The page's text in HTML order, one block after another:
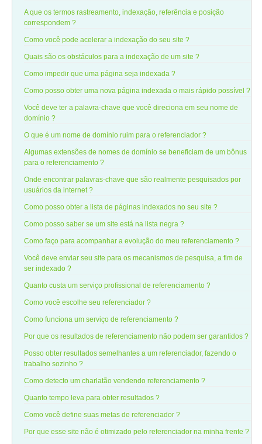
A que os termos rastreamento, indexação, referência e posição
correspondem ?
Como você pode acelerar a indexação do seu site ?
Quais são os obstáculos para a indexação de um site ?
Como impedir que uma página seja indexada ?
Como posso obter uma nova página indexada o mais rápido possível ?
Você deve ter a palavra-chave que você direciona em seu nome de
domínio ?
O que é um nome de domínio ruim para o referenciador ?
Algumas extensões de nomes de domínio se beneficiam de um bônus
para o referenciamento ?
Onde encontrar palavras-chave que são realmente pesquisados por
usuários da internet ?
Como posso obter a lista de páginas indexados no seu site ?
Como posso saber se um site está na lista negra ?
Como faço para acompanhar a evolução do meu referenciamento ?
Você deve enviar seu site para os mecanismos de pesquisa, a fim de
ser indexado ?
Quanto custa um serviço profissional de referenciamento ?
Como você escolhe seu referenciador ?
Como funciona um serviço de referenciamento ?
Por que os resultados de referenciamento não podem ser garantidos ?
Posso obter resultados semelhantes a um referenciador, fazendo o
trabalho sozinho ?
Como detecto um charlatão vendendo referenciamento ?
Quanto tempo leva para obter resultados ?
Como você define suas metas de referenciador ?
Por que esse site não é otimizado pelo referenciador na minha frente ?